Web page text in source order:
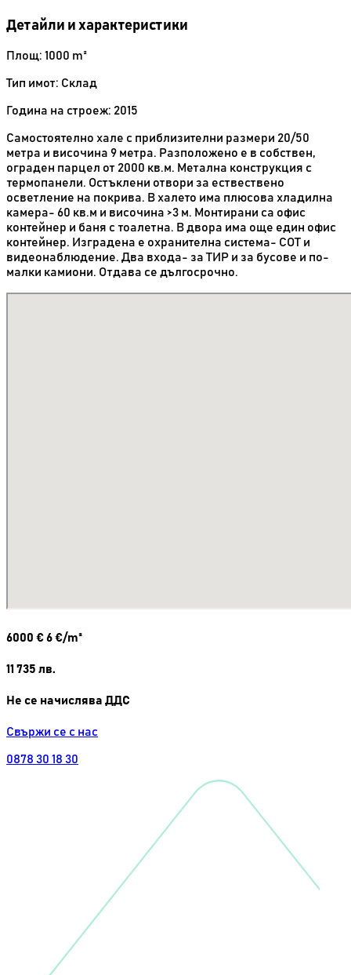
Детайли и характеристики
Площ: 1000 m²
Тип имот: Склад
Година на строеж: 2015
Самостоятелно хале с приблизителни размери 20/50
метра и височина 9 метра. Разположено е в собствен,
ограден парцел от 2000 кв.м. Метална конструкция с
термопанели. Остъклени отвори за ествествено
осветление на покрива. В халето има плюсова хладилна
камера- 60 кв.м и височина >3 м. Монтирани са офис
контейнер и баня с тоалетна. В двора има още един офис
контейнер. Изградена е охранителна система- СОТ и
видеонаблюдение. Два входа- за ТИР и за бусове и по-
малки камиони. Отдава се дългосрочно.
6000 €6 €/m²
11 735 лв.
Не се начислява ДДС
Свържи се с нас
0878 30 18 30